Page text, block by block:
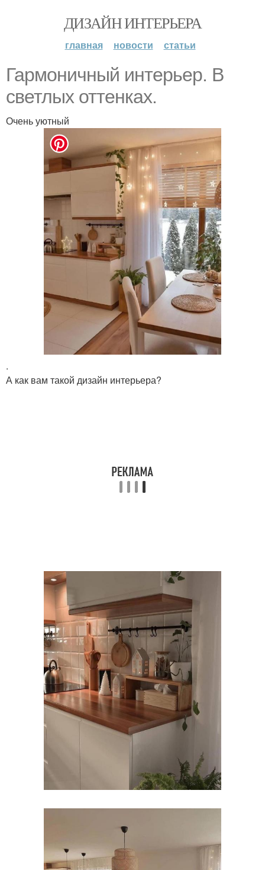
ДИЗАЙН ИНТЕРЬЕРА
главная новости статьи
Гармоничный интерьер. В
светлых оттенках.
Очень уютный
.
А как вам такой дизайн интерьера?